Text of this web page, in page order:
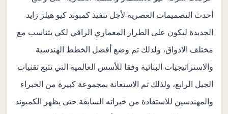
أحدث التصميمات العصرية لأجل تنفيذ كمبوند كيو هيلز زايد
الجديدة ليكون على الطراز المعماري الراقي لكي يتناسب مع
مختلف الاذواق، ولذلك تم وضع أفضل الخطط الهندسية
والاستراتيجيات البنائية وفقا للأسس العالمية التي تتبع تقنيات
الجيل الرابع، ولذلك تم الاستعانة بمجموعة كبيرة من الخبراء
والمهندسين للاستفادة من خبراته السابقة حتى يظهر الكمبوند